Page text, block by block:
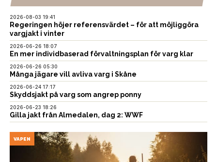
2026-08-03 19:41
Regeringen höjer referensvärdet – för att möjliggöra
vargjakt i vinter
2026-06-26 18:07
En mer individbaserad förvaltningsplan för varg klar
2026-06-26 05:30
Många jägare vill avliva varg i Skåne
2026-06-24 17:17
Skyddsjakt på varg som angrep ponny
2026-06-23 18:26
Gilla jakt från Almedalen, dag 2: WWF
VAPEN